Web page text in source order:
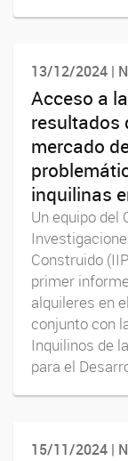
13/12/2024 |
Acceso a
resultados
mercado
inquilinas
Un equipo del
Construido
primer
alquileres en
conjunto con
Inquilinos de
para el
15/11/2024 |